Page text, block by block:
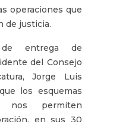
operaciones que
de justicia.
entrega de
del Consejo
Jorge Luis
los esquemas
nos permiten
en sus 30